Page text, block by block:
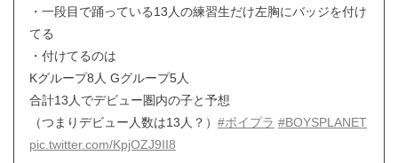
・一段目で踊っている13人の練習生だけ左胸にバッジを付け
てる
・付けてるのは
Kグループ8人 Gグループ5人
合計13人でデビュー圏内の子と予想
（つまりデビュー人数は13人？） #ボイプラ #BOYSPLANET
pic.twitter.com/KpjOZJ9II8